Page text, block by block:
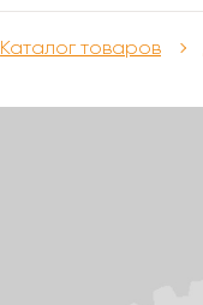
Каталог товаров